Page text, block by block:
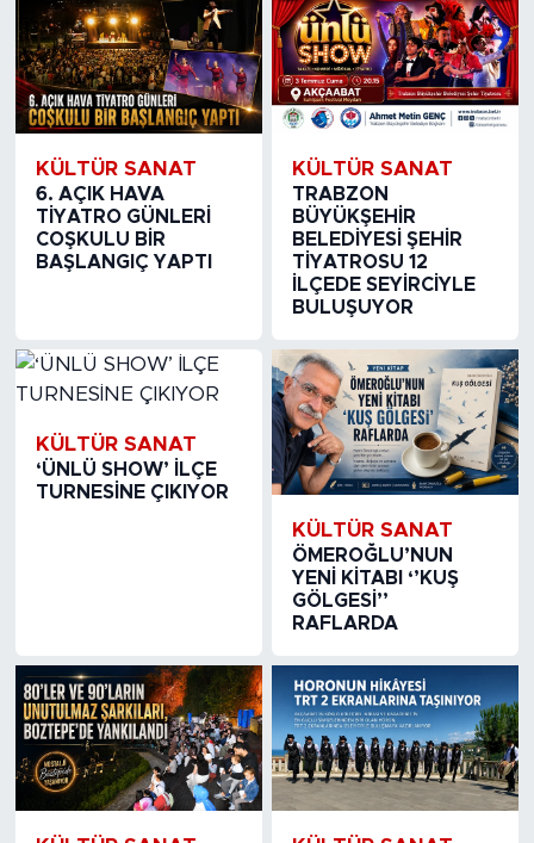
KÜLTÜR SANAT
6. AÇIK HAVA
TİYATRO GÜNLERİ
COŞKULU BİR
BAŞLANGIÇ YAPTI
KÜLTÜR SANAT
TRABZON
BÜYÜKŞEHİR
BELEDİYESİ ŞEHİR
TİYATROSU 12
İLÇEDE SEYİRCİYLE
BULUŞUYOR
KÜLTÜR SANAT
‘ÜNLÜ SHOW’ İLÇE
TURNESİNE ÇIKIYOR
KÜLTÜR SANAT
ÖMEROĞLU’NUN
YENİ KİTABI ‘’KUŞ
GÖLGESİ’’
RAFLARDA